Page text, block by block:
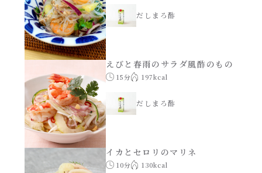
炊飯器
ホットプレート
レンジ調理
お子さま
ハコネーゼ ボロネーゼ
ハコネーゼ ポルチーニ
ハコネーゼ カルボナーラ
ハコネーゼ イカスミ
ハコネーゼ ボンゴレ
だしまろ酢
えびと春雨のサラダ風酢のもの
15分 197kcal
だしまろ酢
イカとセロリのマリネ
10分 130kcal